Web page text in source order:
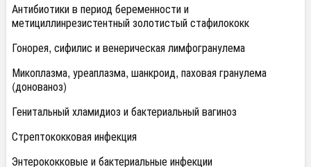
Антибиотики в период беременности и
метициллинрезистентный золотистый стафилококк
Гонорея, сифилис и венерическая лимфогранулема
Микоплазма, уреаплазма, шанкроид, паховая гранулема
(донованоз)
Генитальный хламидиоз и бактериальный вагиноз
Стрептококковая инфекция
Энтерококковые и бактериальные инфекции